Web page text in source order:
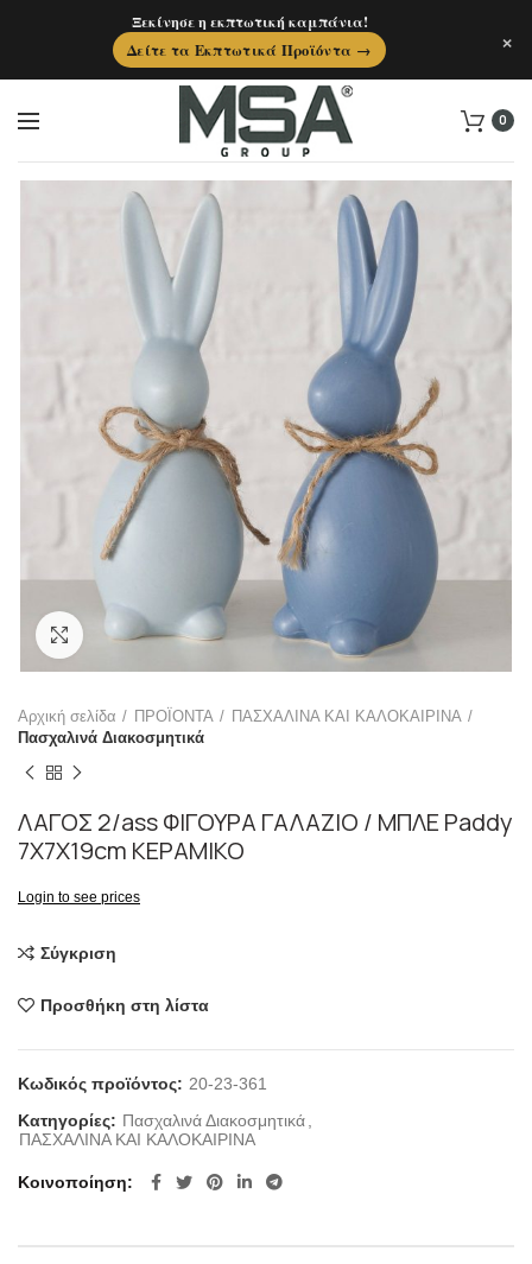
0
Click to enlarge
Αρχική σελίδα ΠΡΟΪΟΝΤΑ
ΠΑΣΧΑΛΙΝΑ ΚΑΙ ΚΑΛΟΚΑΙΡΙΝΑ
Πασχαλινά Διακοσμητικά
ΛΑΓΟΣ 2/ass ΦΙΓΟΥΡΑ ΓΑΛΑΖΙΟ / ΜΠΛΕ Paddy
7Χ7Χ19cm ΚΕΡΑΜΙΚΟ
Login to see prices
Σύγκριση
Προσθήκη στη λίστα
Κωδικός προϊόντος: 20-23-361
Κατηγορίες: Πασχαλινά Διακοσμητικά
ΠΑΣΧΑΛΙΝΑ ΚΑΙ ΚΑΛΟΚΑΙΡΙΝΑ
Κοινοποίηση
Ξεκίνησε η εκπτωτική καμπάνια!
Δείτε τα Εκπτωτικά Προϊόντα →
×